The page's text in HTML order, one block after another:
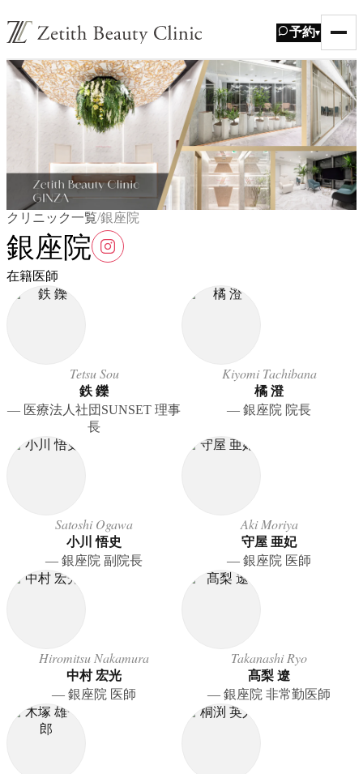
予約▾
クリニック一覧/銀座院
銀座院
在籍医師
Tetsu Sou
鉄 鑠
― 医療法人社団SUNSET 理事
長
Kiyomi Tachibana
橘 澄
― 銀座院 院長
Satoshi Ogawa
小川 悟史
― 銀座院 副院長
Aki Moriya
守屋 亜妃
― 銀座院 医師
Hiromitsu Nakamura
中村 宏光
― 銀座院 医師
Takanashi Ryo
髙梨 遼
― 銀座院 非常勤医師